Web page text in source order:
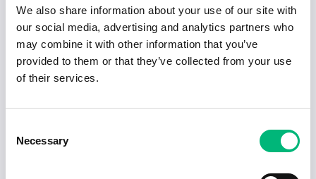
We also share information about your use of our site with
our social media, advertising and analytics partners who
may combine it with other information that you’ve
provided to them or that they’ve collected from your use
of their services.
Selection
Necessary
Borlänge Heltid 2026-08-09
2026-06-30
Revisorsassistent till DalRev
Lundin & Boström HR AB
Kundkommunikatör till Borlänge
2026-09-30